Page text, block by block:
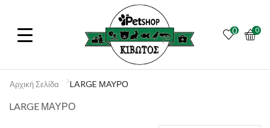
0 0
Αρχική Σελίδα LARGE ΜΑΥΡΟ
LARGE ΜΑΥΡΟ